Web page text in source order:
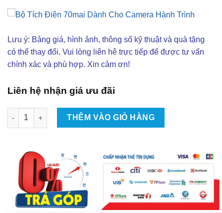
Lưu ý: Bảng giá, hình ảnh, thông số kỹ thuật và quà tặng
có thể thay đổi. Vui lòng liên hê trực tiếp để được tư vấn
chính xác và phù hợp. Xin cảm ơn!
Liên hệ nhận giá ưu đãi
Bộ Tích Điện 70mai Dành Cho Camera Hành Trình số lượng
THÊM VÀO GIỎ HÀNG